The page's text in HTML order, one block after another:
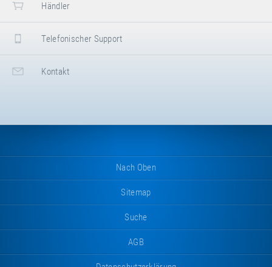
Händler
Telefonischer Support
Kontakt
Nach Oben
Sitemap
Suche
AGB